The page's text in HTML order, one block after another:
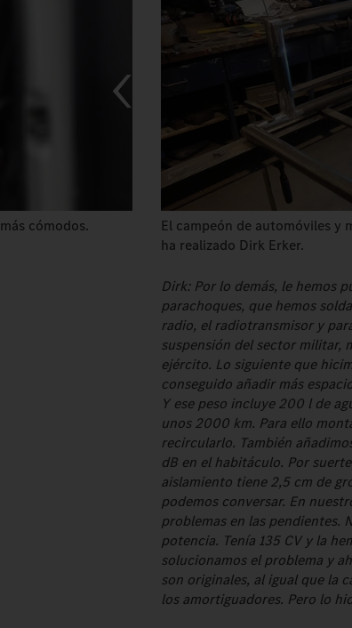
cómodos.
El campeón de automóviles y
ha realizado Dirk Erker.
Dirk: Por lo demás, le hemos
parachoques, que hemos
radio, el radiotransmisor y
suspensión del sector militar,
ejército. Lo siguiente que
conseguido añadir más
Y ese peso incluye 200 l de
unos 2000 km. Para ello
recircularlo. También
dB en el habitáculo. Por
aislamiento tiene 2,5 cm de
podemos conversar. En
problemas en las pendientes.
potencia. Tenía 135 CV y la
solucionamos el problema y
son originales, al igual que la
los amortiguadores. Pero lo